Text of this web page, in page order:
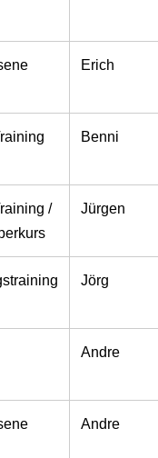
Erich
Benni
/
Jürgen
Jörg
Andre
Andre